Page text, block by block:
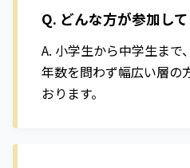
Q. どんな方が参加し
A. 小学生から中学生まで
年数を問わず幅広い層の
おります。